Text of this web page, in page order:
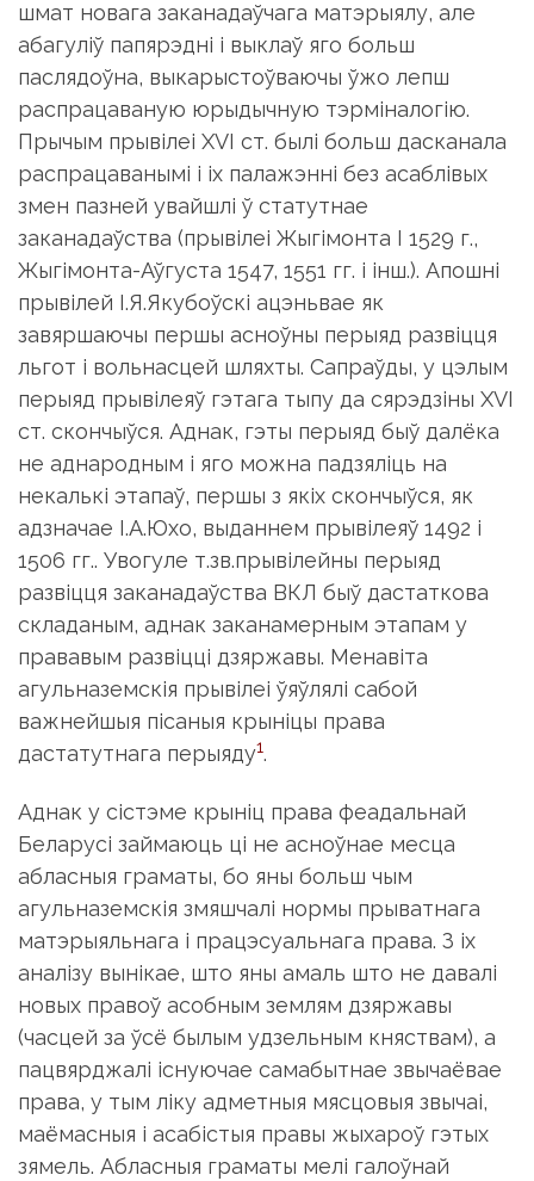
шмат новага заканадаўчага матэрыялу, але
абагуліў папярэдні і выклаў яго больш
паслядоўна, выкарыстоўваючы ўжо лепш
распрацаваную юрыдычную тэрміналогію.
Прычым прывілеі ХVІ ст. былі больш дасканала
распрацаванымі і іх палажэнні без асаблівых
змен пазней увайшлі ў статутнае
заканадаўства (прывілеі Жыгімонта І 1529 г.,
Жыгімонта-Аўгуста 1547, 1551 гг. і інш.). Апошні
прывілей І.Я.Якубоўскі ацэньвае як
завяршаючы першы асноўны перыяд развіцця
льгот і вольнасцей шляхты. Сапраўды, у цэлым
перыяд прывілеяў гэтага тыпу да сярэдзіны ХVІ
ст. скончыўся. Аднак, гэты перыяд быў далёка
не аднародным і яго можна падзяліць на
некалькі этапаў, першы з якіх скончыўся, як
адзначае І.А.Юхо, выданнем прывілеяў 1492 і
1506 гг.. Увогуле т.зв.прывілейны перыяд
развіцця заканадаўства ВКЛ быў дастаткова
складаным, аднак заканамерным этапам у
прававым развіцці дзяржавы. Менавіта
агульназемскія прывілеі ўяўлялі сабой
важнейшыя пісаныя крыніцы права
дастатутнага перыяду1.
Аднак у сістэме крыніц права феадальнай
Беларусі займаюць ці не асноўнае месца
абласныя граматы, бо яны больш чым
агульназемскія змяшчалі нормы прыватнага
матэрыяльнага і працэсуальнага права. З іх
аналізу вынікае, што яны амаль што не давалі
новых правоў асобным землям дзяржавы
(часцей за ўсё былым удзельным княствам), а
пацвярджалі існуючае самабытнае звычаёвае
права, у тым ліку адметныя мясцовыя звычаі,
маёмасныя і асабістыя правы жыхароў гэтых
зямель. Абласныя граматы мелі галоўнай